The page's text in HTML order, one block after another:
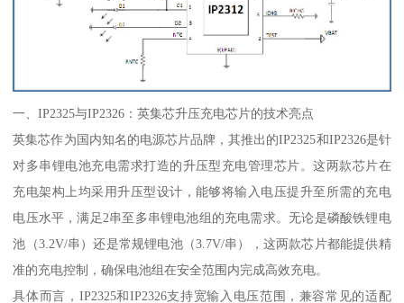
一、IP2325与IP2326：英集芯升压充电芯片的技术亮点
英集芯作为国内知名的电源芯片品牌，其推出的IP2325和IP2326是针
对多串锂电池充电需求打造的升压型充电管理芯片。这两款芯片在
充电架构上均采用升压型设计，能够将输入电压提升至所需的充电
电压水平，满足2串至多串锂电池组的充电需求。无论是磷酸铁锂电
池（3.2V/串）还是常规锂电池（3.7V/串），这两款芯片都能提供精
准的充电控制，确保电池组在安全范围内完成高效充电。
具体而言，IP2325和IP2326支持宽输入电压范围，兼容常见的适配